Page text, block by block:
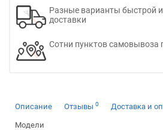
Разные варианты быстрой
доставки
Сотни пунктов самовывоза
Описание Отзывы 0 Доставка и
Модели